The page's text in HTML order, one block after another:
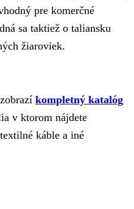
pre komerčné
sa taktiež o taliansku
žiaroviek.
kompletný katalóg
v ktorom nájdete
káble a iné